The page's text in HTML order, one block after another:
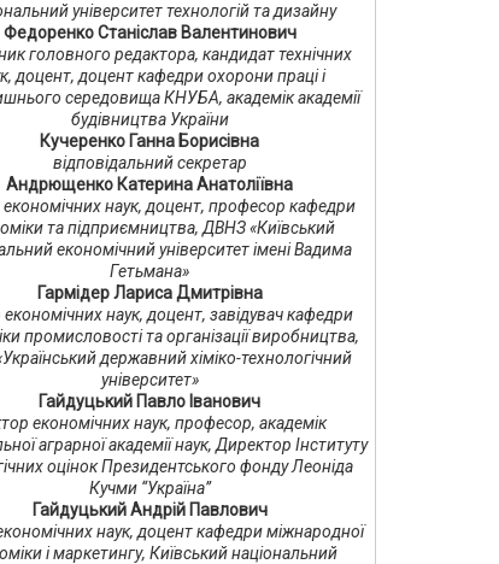
університет технологій та дизайну
Федоренко Станіслав Валентинович
головного редактора, кандидат технічних
доцент, доцент кафедри охорони праці і
середовища КНУБА, академік академії
будівництва України
Кучеренко Ганна Борисівна
відповідальний секретар
Андрющенко Катерина Анатоліївна
наук, доцент, професор кафедри
та підприємництва, ДВНЗ «Київський
економічний університет імені Вадима
Гетьмана»
Гармідер Лариса Дмитрівна
наук, доцент, завідувач кафедри
промисловості та організації виробництва,
державний хіміко-технологічний
університет»
Гайдуцький Павло Іванович
економічних наук, професор, академік
аграрної академії наук, Директор Інституту
оцінок Президентського фонду Леоніда
Кучми “Україна”
Гайдуцький Андрій Павлович
наук, доцент кафедри міжнародної
і маркетингу, Київський національний